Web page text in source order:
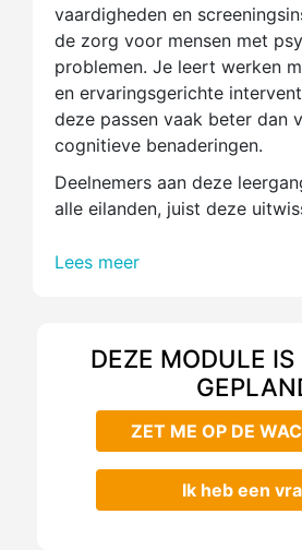
vaardigheden en
de zorg voor mensen met
problemen. Je leert werken
en ervaringsgerichte
deze passen vaak beter dan
cognitieve benaderingen.
Deelnemers aan deze
alle eilanden, juist deze
Lees meer
DEZE MODULE
ZET ME OP DE
Ik heb een